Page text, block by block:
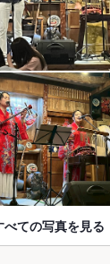
べての写真を見る